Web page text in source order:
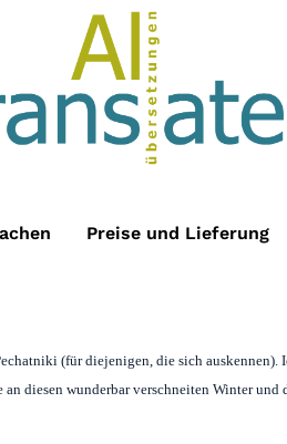
Preise und Lieferung
(für diejenigen, die sich
diesen wunderbar verschneiten Winter